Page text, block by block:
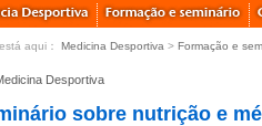
aqui： Medicina Desportiva > Formação e
Desportiva
sobre nutrição e